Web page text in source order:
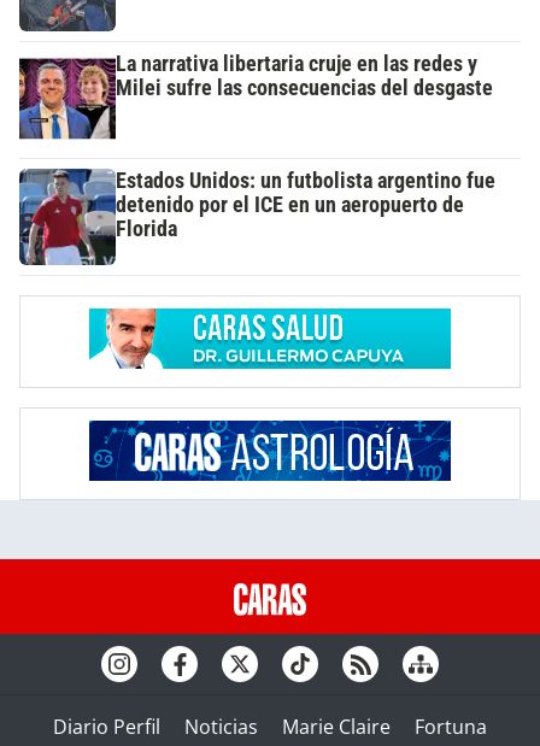
La narrativa libertaria cruje en las redes y
Milei sufre las consecuencias del desgaste
Estados Unidos: un futbolista argentino fue
detenido por el ICE en un aeropuerto de
Florida
Diario Perfil Noticias Marie Claire Fortuna